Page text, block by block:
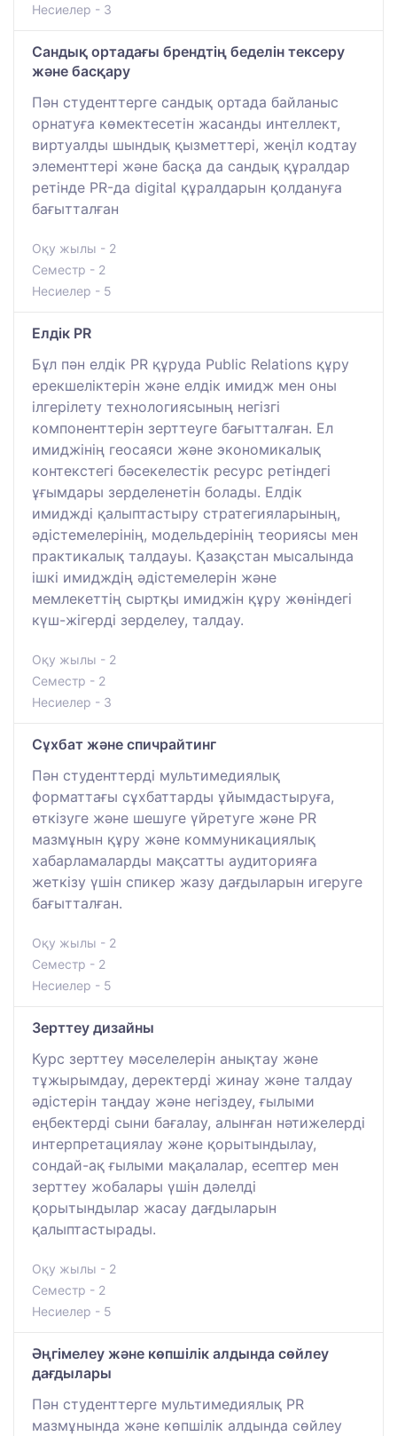
Несиелер - 3
Сандық ортадағы брендтің беделін тексеру
және басқару
Пән студенттерге сандық ортада байланыс
орнатуға көмектесетін жасанды интеллект,
виртуалды шындық қызметтері, жеңіл кодтау
элементтері және басқа да сандық құралдар
ретінде PR-да digital құралдарын қолдануға
бағытталған
Оқу жылы - 2
Семестр - 2
Несиелер - 5
Елдік PR
Бұл пән елдік PR құруда Public Relations құру
ерекшеліктерін және елдік имидж мен оны
ілгерілету технологиясының негізгі
компоненттерін зерттеуге бағытталған. Ел
имиджінің геосаяси және экономикалық
контекстегі бәсекелестік ресурс ретіндегі
ұғымдары зерделенетін болады. Елдік
имиджді қалыптастыру стратегияларының,
әдістемелерінің, модельдерінің теориясы мен
практикалық талдауы. Қазақстан мысалында
ішкі имидждің әдістемелерін және
мемлекеттің сыртқы имиджін құру жөніндегі
күш-жігерді зерделеу, талдау.
Оқу жылы - 2
Семестр - 2
Несиелер - 3
Сұхбат және спичрайтинг
Пән студенттерді мультимедиялық
форматтағы сұхбаттарды ұйымдастыруға,
өткізуге және шешуге үйретуге және PR
мазмұнын құру және коммуникациялық
хабарламаларды мақсатты аудиторияға
жеткізу үшін спикер жазу дағдыларын игеруге
бағытталған.
Оқу жылы - 2
Семестр - 2
Несиелер - 5
Зерттеу дизайны
Курс зерттеу мәселелерін анықтау және
тұжырымдау, деректерді жинау және талдау
әдістерін таңдау және негіздеу, ғылыми
еңбектерді сыни бағалау, алынған нәтижелерді
интерпретациялау және қорытындылау,
сондай-ақ ғылыми мақалалар, есептер мен
зерттеу жобалары үшін дәлелді
қорытындылар жасау дағдыларын
қалыптастырады.
Оқу жылы - 2
Семестр - 2
Несиелер - 5
Әңгімелеу және көпшілік алдында сөйлеу
дағдылары
Пән студенттерге мультимедиялық PR
мазмұнында және көпшілік алдында сөйлеу